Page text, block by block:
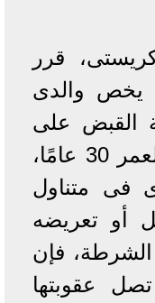
قرر
يخص والدى
القبض على
والد الطالب البالغ من العمر 30 عامًا،
فى متناول
أو تعريضه
فإن
تصل عقوبتها